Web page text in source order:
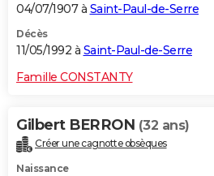
04/07/1907 à Saint-Paul-de-Serre
Décès
11/05/1992 à Saint-Paul-de-Serre
Famille CONSTANTY
Gilbert BERRON (32 ans)
Créer une cagnotte obsèques
Naissance